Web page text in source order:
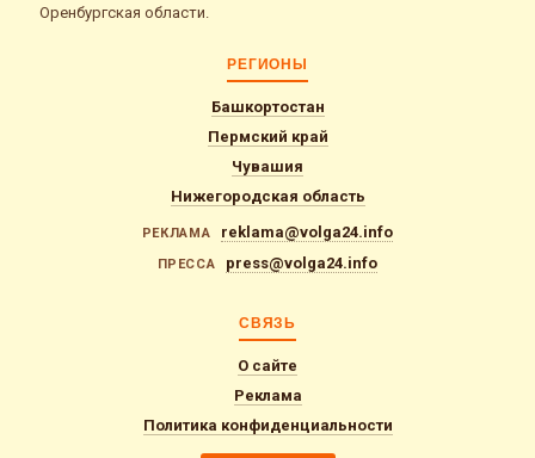
Оренбургская области.
РЕГИОНЫ
Башкортостан
Пермский край
Чувашия
Нижегородская область
РЕКЛАМА reklama@volga24.info
ПРЕССА press@volga24.info
СВЯЗЬ
О сайте
Реклама
Политика конфиденциальности